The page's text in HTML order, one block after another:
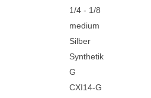
1/4 - 1/8
medium
Silber
Synthetik
G
CXI14-G